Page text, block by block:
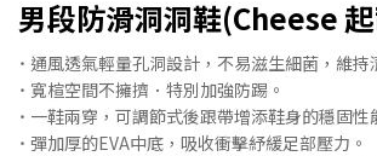
男段防滑洞洞鞋(Cheese
˙ 通風透氣輕量孔洞設計，不易滋生細菌，維持
˙ 寬楦空間不擁擠．特別加強防踢。
˙ 一鞋兩穿，可調節式後跟帶增添鞋身的穩固性
˙ 彈加厚的EVA中底，吸收衝擊紓緩足部壓力。